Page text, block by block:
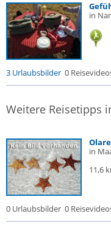
in
3 Urlaubsbilder 0
Weitere Reisetipps
in
11,6
0 Urlaubsbilder 0